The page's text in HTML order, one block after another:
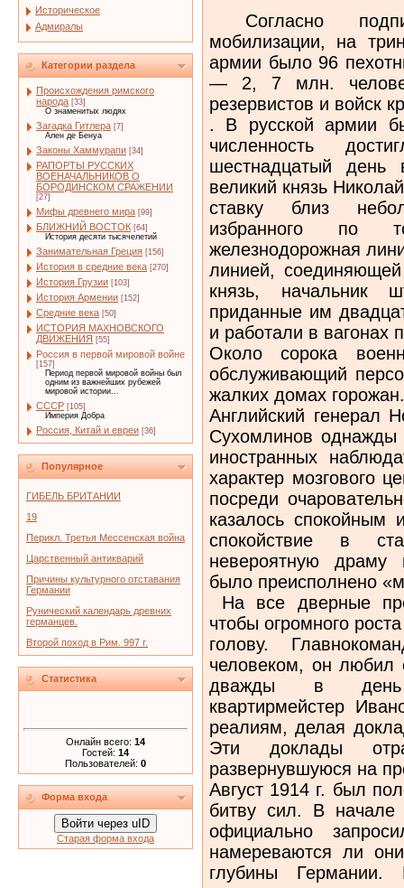
Историческое
Адмиралы
Категории раздела
Происхождения римского
народа [33]
О знаменитых людях
Загадка Гитлера [7]
Ален де Бенуа
Законы Хаммурапи [34]
РАПОРТЫ РУССКИХ
ВОЕНАЧАЛЬНИКОВ О
БОРОДИНСКОМ СРАЖЕНИИ
[27]
Мифы древнего мира [99]
БЛИЖНИЙ ВОСТОК [64]
История десяти тысячелетий
Занимательная Греция [156]
История в средние века [270]
История Грузии [103]
История Армении [152]
Средние века [50]
ИСТОРИЯ МАХНОВСКОГО
ДВИЖЕНИЯ [55]
Россия в первой мировой войне
[157]
Период первой мировой войны был
одним из важнейших рубежей
мировой истории...
СССР [105]
Империя Добра
Россия, Китай и евреи [36]
Популярное
ГИБЕЛЬ БРИТАНИИ
19
Перикл. Третья Мессенская война
Царственный антикварий
Причины культурного отставания
Германии
Рунический календарь древних
германцев.
Второй поход в Рим. 997 г.
Статистика
Онлайн всего: 14
Гостей: 14
Пользователей: 0
Форма входа
Войти через uID
Старая форма входа
Согласно
мобилизации, на
армии было 96
— 2, 7 млн.
резервистов и войск
. В русской армии
численность
шестнадцатый
великий князь
ставку близ
избранного по
железнодорожная
линией,
князь, начальник
приданные им
и работали в вагонах
Около сорока
обслуживающий
жалких домах горожан.
Английский генерал
Сухомлинов
иностранных
характер мозгового
посреди
казалось
спокойствие в
невероятную драму
было преисполнено
На все дверные
чтобы огромного
голову.
человеком, он любил
дважды в день
квартирмейстер
реалиям, делая
Эти доклады
развернувшуюся на
Август 1914 г. был
битву сил. В начале
официально
намереваются ли
глубины Германии.